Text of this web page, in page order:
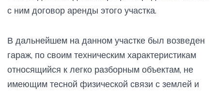
с ним договор аренды этого участка.
В дальнейшем на данном участке был возведен
гараж, по своим техническим характеристикам
относящийся к легко разборным объектам, не
имеющим тесной физической связи с землей и